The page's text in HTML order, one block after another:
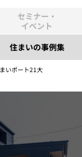
セミナー・
イベント
住まいの事例集
いポート21大